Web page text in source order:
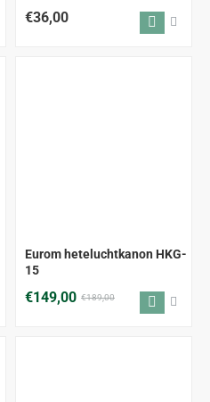
€36,00
Eurom heteluchtkanon HKG-
15
€149,00 €189,00